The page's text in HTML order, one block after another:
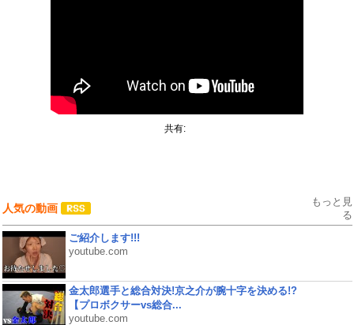
共有:
人気の動画
もっと見
る
ご紹介します!!!
youtube.com
金太郎選手と総合対決!京之介が腕十字を決める!?
【プロボクサーvs総合...
youtube.com